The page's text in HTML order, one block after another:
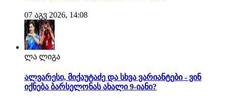
07 აგვ 2026, 14:08
ლა ლიგა
ალვარესი, მიქაუტაძე და სხვა ვარიანტები - ვინ
იქნება ბარსელონას ახალი 9-იანი?